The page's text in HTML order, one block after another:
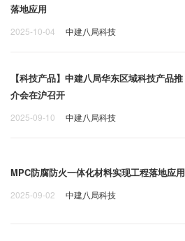
落地应用
2025-10-04 中建八局科技
【科技产品】中建八局华东区域科技产品推
介会在沪召开
2025-09-10 中建八局科技
MPC防腐防火一体化材料实现工程落地应用
2025-09-02 中建八局科技